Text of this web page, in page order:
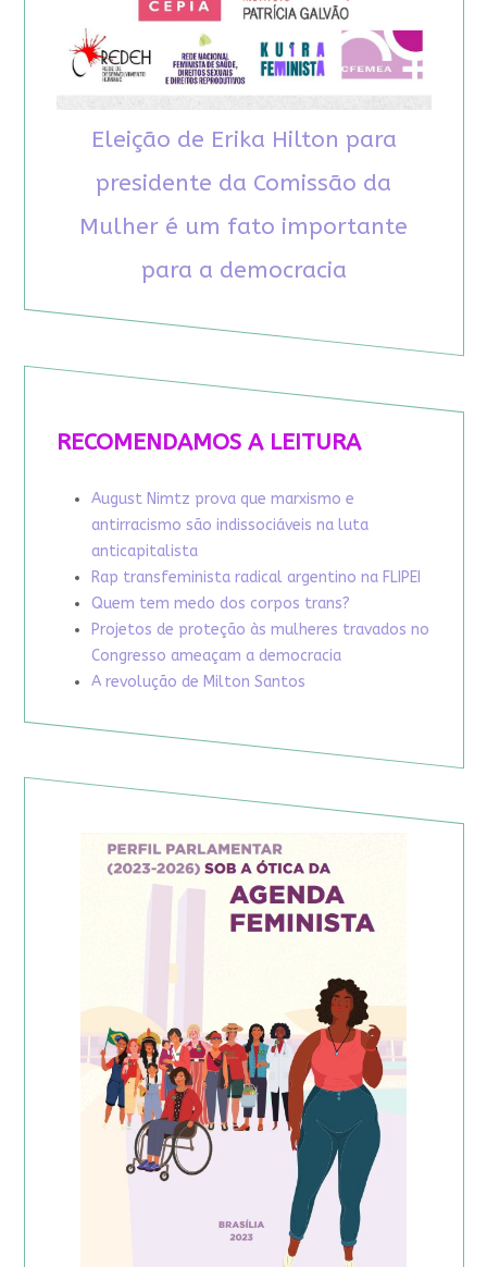
Eleição de Erika Hilton para
presidente da Comissão da
Mulher é um fato importante
para a democracia
RECOMENDAMOS A LEITURA
August Nimtz prova que marxismo e
antirracismo são indissociáveis na luta
anticapitalista
Rap transfeminista radical argentino na FLIPEI
Quem tem medo dos corpos trans?
Projetos de proteção às mulheres travados no
Congresso ameaçam a democracia
A revolução de Milton Santos